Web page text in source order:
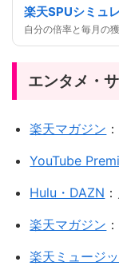
楽天SPUシミュ
自分の倍率と毎月の
エンタメ・
楽天マガジン
YouTube
Hulu・DAZN
楽天マガジン
楽天ミュージ